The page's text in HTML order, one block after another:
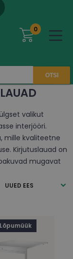
0
OTSI
valikut
interjööri.
mille kvaliteetne
Kirjutuslauad on
mugavat
UUED EES
Lõpumüük